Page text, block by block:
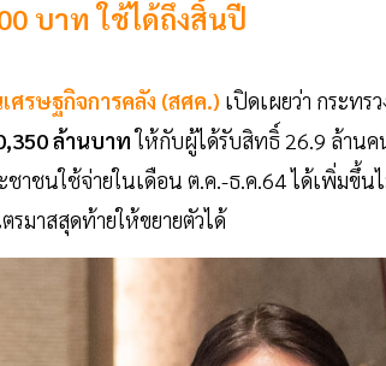
บาท ใช้ได้ถึงสิ้นปี
ศรษฐกิจการคลัง (สศค.) เปิดเผยว่า กระทรว
ล้านบาทให้กับผู้ได้รับสิทธิ์ 26.9 ล้าน
ชาชนใช้จ่ายในเดือน ต.ค.-ธ.ค.64 ได้เพิ่มขึ้
มาสสุดท้ายให้ขยายตัวได้